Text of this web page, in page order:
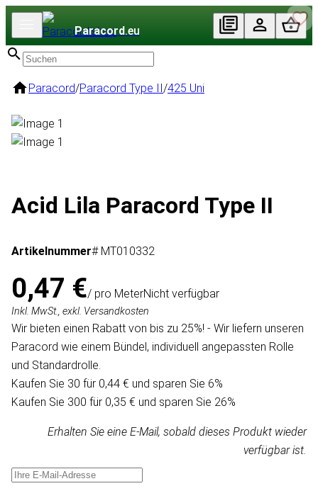
Paracord.eu
Paracord/Paracord Type II/425 Uni
Acid Lila Paracord Type II
Artikelnummer# MT010332
0,47 €/ pro MeterNicht verfügbar
Inkl. MwSt., exkl. Versandkosten
Wir bieten einen Rabatt von bis zu 25%! - Wir liefern unseren
Paracord wie einem Bündel, individuell angepassten Rolle
und Standardrolle.
Kaufen Sie 30 für 0,44 € und sparen Sie 6%
Kaufen Sie 300 für 0,35 € und sparen Sie 26%
Erhalten Sie eine E-Mail, sobald dieses Produkt wieder
verfügbar ist.